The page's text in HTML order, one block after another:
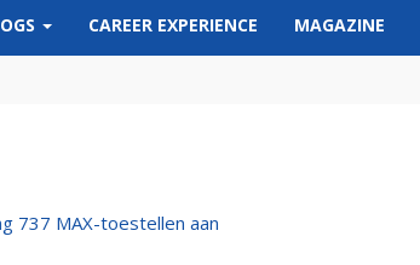
CAREER EXPERIENCE MAGAZINE
737 MAX-toestellen aan